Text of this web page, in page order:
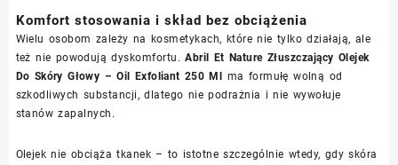
Komfort stosowania i skład bez obciążenia
Wielu osobom zależy na kosmetykach, które nie tylko działają, ale
też nie powodują dyskomfortu.Abril Et Nature Złuszczający Olejek
Do Skóry Głowy – Oil Exfoliant 250 Ml ma formułę wolną od
szkodliwych substancji, dlatego nie podrażnia i nie wywołuje
stanów zapalnych.
Olejek nie obciąża tkanek – to istotne szczególnie wtedy, gdy skóra